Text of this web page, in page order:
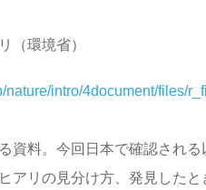
（環境省）
nature/intro/4document/files/
資料。今回日本で確認され
アリの見分け方、発見した